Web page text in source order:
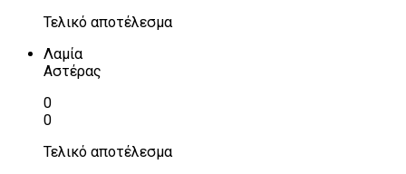
Τελικό αποτέλεσμα
Λαμία
Αστέρας
0
0
Τελικό αποτέλεσμα